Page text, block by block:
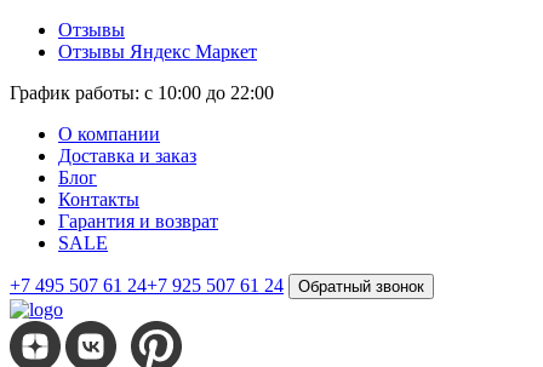
Отзывы
Отзывы Яндекс Маркет
График работы: с 10:00 до 22:00
О компании
Доставка и заказ
Блог
Контакты
Гарантия и возврат
SALE
+7 495 507 61 24+7 925 507 61 24 Обратный звонок